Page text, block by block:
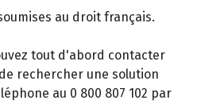
au droit français.
tout d'abord contacter
rechercher une solution
au 0 800 807 102 par